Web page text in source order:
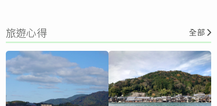
旅遊心得 全部